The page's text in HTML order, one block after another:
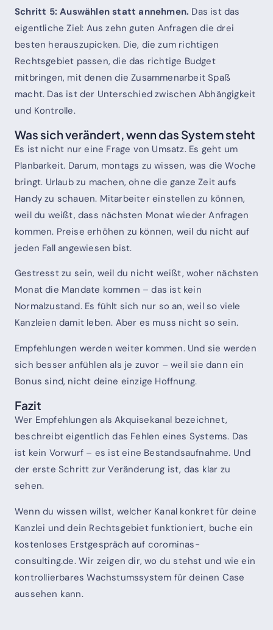
Schritt 5: Auswählen statt annehmen. Das ist das
eigentliche Ziel: Aus zehn guten Anfragen die drei
besten herauszupicken. Die, die zum richtigen
Rechtsgebiet passen, die das richtige Budget
mitbringen, mit denen die Zusammenarbeit Spaß
macht. Das ist der Unterschied zwischen Abhängigkeit
und Kontrolle.
Was sich verändert, wenn das System steht
Es ist nicht nur eine Frage von Umsatz. Es geht um
Planbarkeit. Darum, montags zu wissen, was die Woche
bringt. Urlaub zu machen, ohne die ganze Zeit aufs
Handy zu schauen. Mitarbeiter einstellen zu können,
weil du weißt, dass nächsten Monat wieder Anfragen
kommen. Preise erhöhen zu können, weil du nicht auf
jeden Fall angewiesen bist.
Gestresst zu sein, weil du nicht weißt, woher nächsten
Monat die Mandate kommen – das ist kein
Normalzustand. Es fühlt sich nur so an, weil so viele
Kanzleien damit leben. Aber es muss nicht so sein.
Empfehlungen werden weiter kommen. Und sie werden
sich besser anfühlen als je zuvor – weil sie dann ein
Bonus sind, nicht deine einzige Hoffnung.
Fazit
Wer Empfehlungen als Akquisekanal bezeichnet,
beschreibt eigentlich das Fehlen eines Systems. Das
ist kein Vorwurf – es ist eine Bestandsaufnahme. Und
der erste Schritt zur Veränderung ist, das klar zu
sehen.
Wenn du wissen willst, welcher Kanal konkret für deine
Kanzlei und dein Rechtsgebiet funktioniert, buche ein
kostenloses Erstgespräch auf corominas-
consulting.de. Wir zeigen dir, wo du stehst und wie ein
kontrollierbares Wachstumssystem für deinen Case
aussehen kann.